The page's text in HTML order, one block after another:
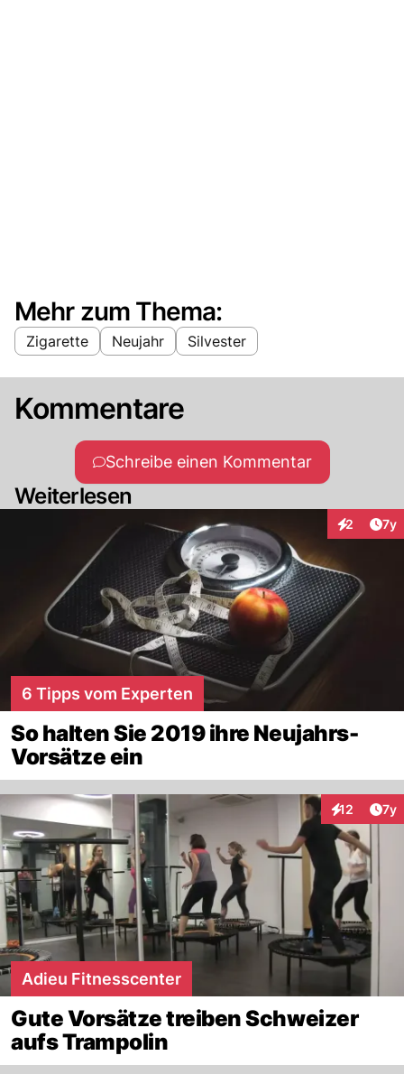
Mehr zum Thema:
Zigarette Neujahr Silvester
Kommentare
Schreibe einen Kommentar
Weiterlesen
2 7y
6 Tipps vom Experten
So halten Sie 2019 ihre Neujahrs-
Vorsätze ein
12 7y
Adieu Fitnesscenter
Gute Vorsätze treiben Schweizer
aufs Trampolin